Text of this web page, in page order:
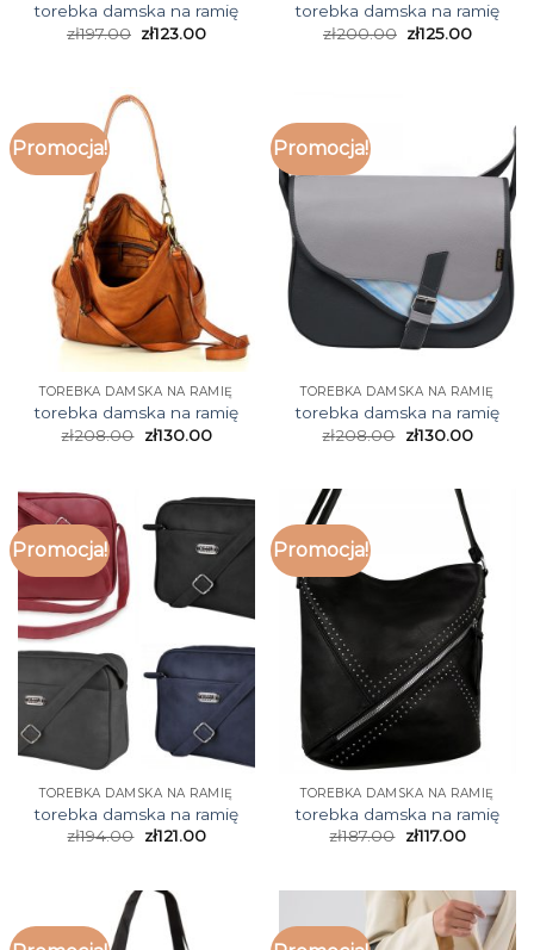
torebka damska na ramię
zł197.00 zł123.00
torebka damska na ramię
zł200.00 zł125.00
Promocja!
TOREBKA DAMSKA NA RAMIĘ
torebka damska na ramię
zł208.00 zł130.00
Promocja!
TOREBKA DAMSKA NA RAMIĘ
torebka damska na ramię
zł208.00 zł130.00
Promocja!
TOREBKA DAMSKA NA RAMIĘ
torebka damska na ramię
zł194.00 zł121.00
Promocja!
TOREBKA DAMSKA NA RAMIĘ
torebka damska na ramię
zł187.00 zł117.00